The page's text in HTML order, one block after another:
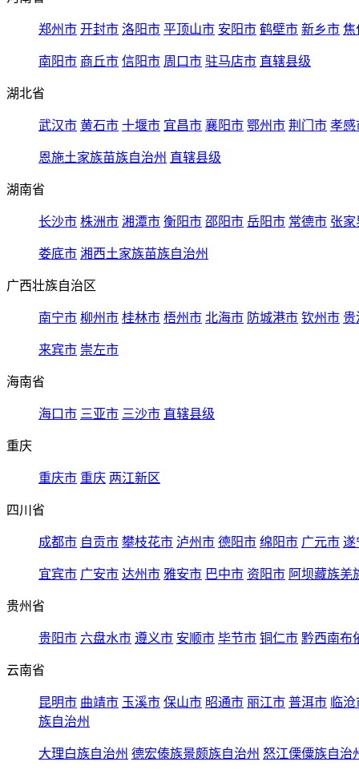
郑州市 开封市 洛阳市 平顶山市 安阳市 鹤壁市 新乡市 焦
南阳市 商丘市 信阳市 周口市 驻马店市 直辖县级
湖北省
武汉市 黄石市 十堰市 宜昌市 襄阳市 鄂州市 荆门市 孝感
恩施土家族苗族自治州 直辖县级
湖南省
长沙市 株洲市 湘潭市 衡阳市 邵阳市 岳阳市 常德市 张家
娄底市 湘西土家族苗族自治州
广西壮族自治区
南宁市 柳州市 桂林市 梧州市 北海市 防城港市 钦州市 贵
来宾市 崇左市
海南省
海口市 三亚市 三沙市 直辖县级
重庆
重庆市 重庆 两江新区
四川省
成都市 自贡市 攀枝花市 泸州市 德阳市 绵阳市 广元市 遂
宜宾市 广安市 达州市 雅安市 巴中市 资阳市 阿坝藏族羌
贵州省
贵阳市 六盘水市 遵义市 安顺市 毕节市 铜仁市 黔西南布
云南省
昆明市 曲靖市 玉溪市 保山市 昭通市 丽江市 普洱市 临
族自治州
大理白族自治州 德宏傣族景颇族自治州 怒江傈僳族自治